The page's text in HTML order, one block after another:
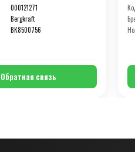
000121271
Bergkraft
BK8500756
Обратная связь